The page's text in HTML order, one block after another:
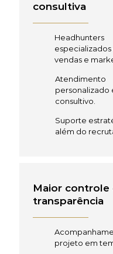
consultiva
Headhunters
especializados
vendas e
Atendimento
personalizado
consultivo.
Suporte
além do
Maior controle
transparência
projeto em